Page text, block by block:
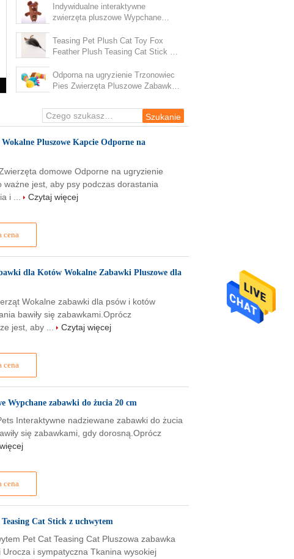
Psów
Indywidualne interaktywne
zwierzęta pluszowe Wypchane
Teasing Pet Plush Cat Toy Fox
Feather Plush Teasing Cat Stick z
Odporna na ugryzienie Trzonowiec
Pies Zwierzęta Pluszowe Zabawki
Dźwiękiem 20 cm
Pluszowe Kapcie Odporne na
cena
domowe Odporne na ugryzienie
ważne jest, aby psy podczas dorastania
i ...
Czytaj więcej
dla Kotów Wokalne Zabawki Pluszowe dla
cena
Wokalne zabawki dla psów i kotów
bawiły się zabawkami.Oprócz
jest, aby ...
Czytaj więcej
Wypchane zabawki do żucia 20 cm
cena
Interaktywne nadziewane zabawki do żucia
się zabawkami, gdy dorosną.Oprócz
Cat Stick z uchwytem
Pet Cat Teasing Cat Pluszowa zabawka
i sympatyczna Tkanina wysokiej